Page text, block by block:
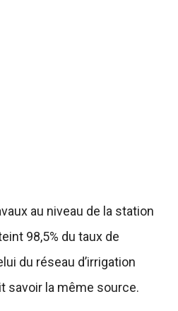
au niveau de la station
98,5% du taux de
du réseau d’irrigation
savoir la même source.